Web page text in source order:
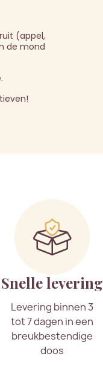
(appel,
de mond
Snelle levering
Levering binnen 3
tot 7 dagen in een
breukbestendige
doos